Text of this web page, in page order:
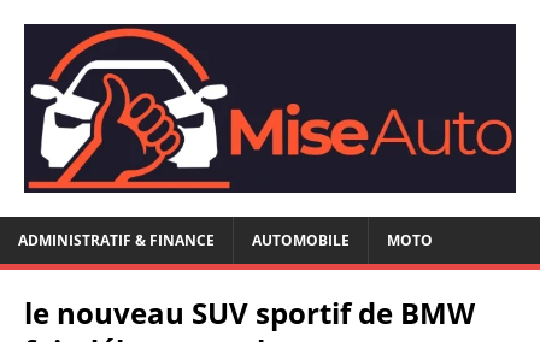
ADMINISTRATIF & FINANCE AUTOMOBILE MOTO
le nouveau SUV sportif de BMW